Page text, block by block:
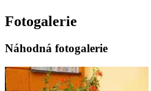
Fotogalerie
Náhodná fotogalerie